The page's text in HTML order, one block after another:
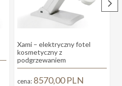
Xami – elektryczny fotel
kosmetyczny z
podgrzewaniem
cena: 8570,00PLN